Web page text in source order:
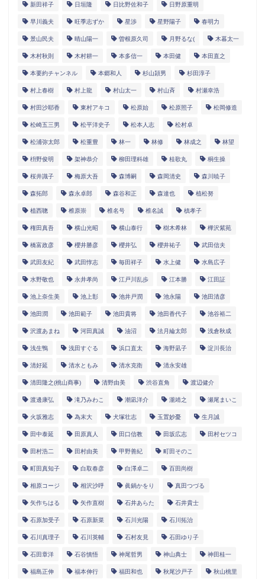
新田祥子 日垣隆 日比野佐和子 日野原重明
早川義夫 旺季志ずか 星渉 星野陽子 春明力
景山民夫 晴山陽一 曽根原久司 月野るな( 木暮太一
木村秋則 木村耕一 本多信一 本田健 本田直之
本要約チャンネル 本郷和人 杉山頴男 杉田淳子
村上春樹 村上龍 村山太一 村山斉 村瀬幸浩
村田沙耶香 東村アキコ 松原始 松原照子 松岡修造
松崎五三男 松平洋史子 松本人志 松村卓
松浦弥太郎 松重豊 林一 林修 林成之 林望
枡野俊明 架神恭介 柳田理科雄 桂歌丸 桐生操
桜井識子 梅原大吾 森博嗣 森岡清史 森川暁子
森拓郎 森永卓郎 森谷和正 森達也 植松努
植西聰 椎原崇 椎名号 椎名誠 槙孝子
権田真吾 横山光昭 横山泰行 樹木希林 樺沢紫苑
橋富政彦 櫻井勝彦 櫻井弘 櫻井祐子 武田信夫
武田友紀 武田惇志 毎田祥子 水上健 水島広子
水野敬也 永井孝尚 江戸川乱歩 江本勝 江田証
池上奈生美 池上彰 池井戸潤 池永陽 池田清彦
池田潤 池田範子 池田貴将 池田香代子 池谷裕二
沢渡あまね 河田真誠 油沼 法月綸太郎 浅倉秋成
浅生鴨 浅田すぐる 浜口直太 海野凪子 淀川長治
清好延 清水ともみ 清水克衛 清永安雄
清田隆之(桃山商事) 清野由美 渋谷直角 渡辺健介
渡邊康弘 滝乃みわこ 潮凪洋介 瀧靖之 瀬尾まいこ
火坂雅志 為末大 犬塚壮志 玉置妙憂 生月誠
田中泰延 田原真人 田口信教 田坂広志 田村セツコ
田村浩二 田村由美 甲野善紀 町田そのこ
町田真知子 白取春彦 白澤卓二 百田尚樹
相原コージ 相沢沙呼 眞鍋かをり 真田つづる
矢作ちはる 矢作直樹 石井あらた 石井貴士
石原加受子 石原新菜 石川光陽 石川拓治
石川真理子 石川英輔 石村友見 石田ゆり子
石田章洋 石谷慎悟 神尾哲男 神山典士 神田桂一
福島正伸 福本伸行 福田和也 秋尾沙戸子 秋山桃里